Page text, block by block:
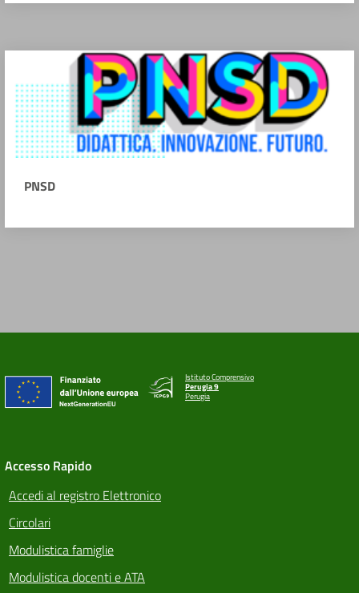
PNSD
Istituto Comprensivo
Perugia 9
Perugia
Accesso Rapido
Accedi al registro Elettronico
Circolari
Modulistica famiglie
Modulistica docenti e ATA